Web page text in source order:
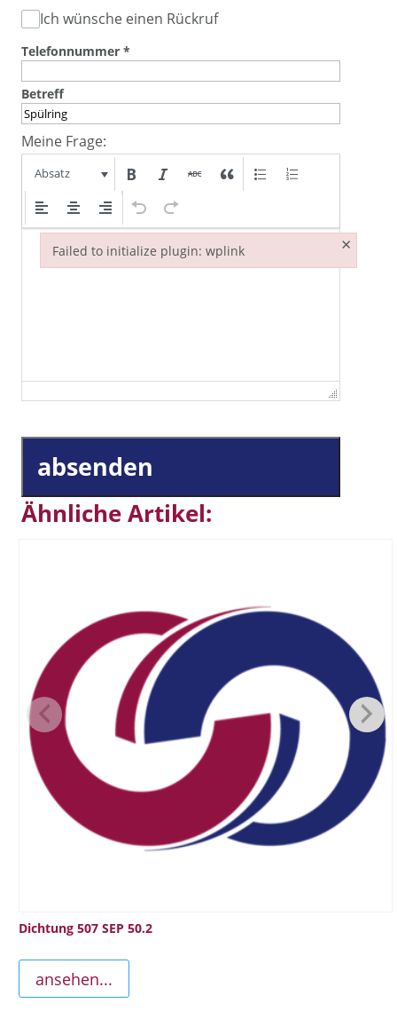
Ich wünsche einen Rückruf
Telefonnummer *
Betreff
Meine Frage:
Absatz
absenden
Ähnliche Artikel:
Dichtung 507 SEP 50.2
ansehen...
Failed to initialize plugin: wplink ×
Failed to initialize plugin: wplink